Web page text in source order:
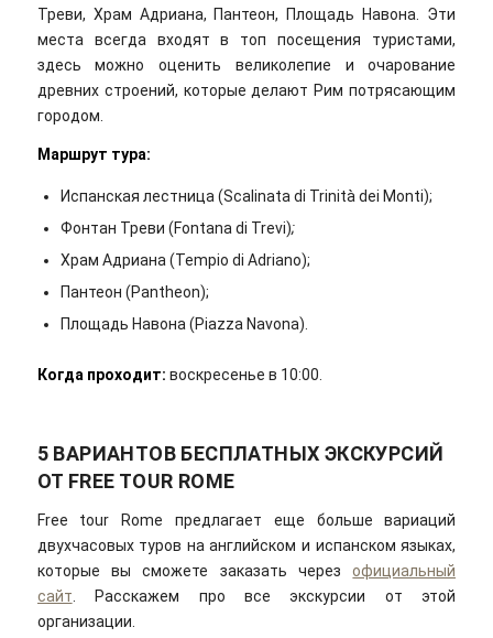
Треви, Храм Адриана, Пантеон, Площадь Навона. Эти
места всегда входят в топ посещения туристами,
здесь можно оценить великолепие и очарование
древних строений, которые делают Рим потрясающим
городом.
Маршрут тура:
Испанская лестница (Scalinata di Trinità dei Monti);
Фонтан Треви (Fontana di Trevi);
Храм Адриана (Tempio di Adriano);
Пантеон (Pantheon);
Площадь Навона (Piazza Navona).
Когда проходит: воскресенье в 10:00.
5 ВАРИАНТОВ БЕСПЛАТНЫХ ЭКСКУРСИЙ
ОТ FREE TOUR ROME
Free tour Rome предлагает еще больше вариаций
двухчасовых туров на английском и испанском языках,
которые вы сможете заказать черезофициальный
сайт . Расскажем про все экскурсии от этой
организации.